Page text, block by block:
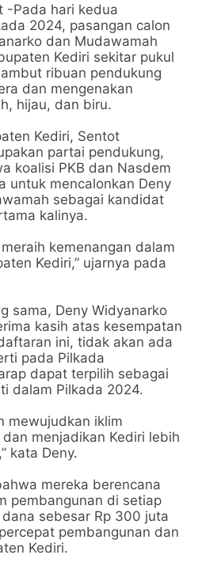
-Pada hari kedua
2024, pasangan calon
dan Mudawamah
Kediri sekitar pukul
ribuan pendukung
dan mengenakan
hijau, dan biru.
Kediri, Sentot
partai pendukung,
koalisi PKB dan Nasdem
untuk mencalonkan Deny
sebagai kandidat
kalinya.
kemenangan dalam
Kediri,” ujarnya pada
sama, Deny Widyanarko
kasih atas kesempatan
ini, tidak akan ada
pada Pilkada
dapat terpilih sebagai
dalam Pilkada 2024.
mewujudkan iklim
menjadikan Kediri lebih
kata Deny.
mereka berencana
pembangunan di setiap
sebesar Rp 300 juta
pembangunan dan
Kediri.